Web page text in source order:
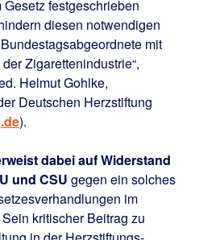
festgeschrieben
diesen notwendigen
mit
Zigarettenindustrie“,
Helmut Gohlke,
Deutschen Herzstiftung
).
dabei auf Widerstand
und CSU gegen ein solches
im
kritischer Beitrag zu